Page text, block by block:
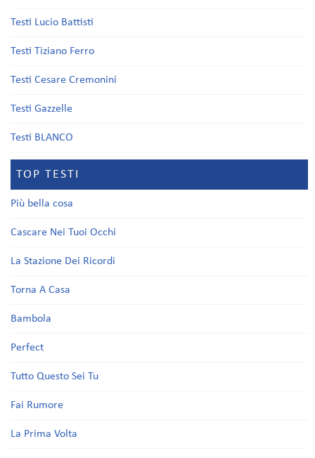
Testi Lucio Battisti
Testi Tiziano Ferro
Testi Cesare Cremonini
Testi Gazzelle
Testi BLANCO
TOP TESTI
Più bella cosa
Cascare Nei Tuoi Occhi
La Stazione Dei Ricordi
Torna A Casa
Bambola
Perfect
Tutto Questo Sei Tu
Fai Rumore
La Prima Volta